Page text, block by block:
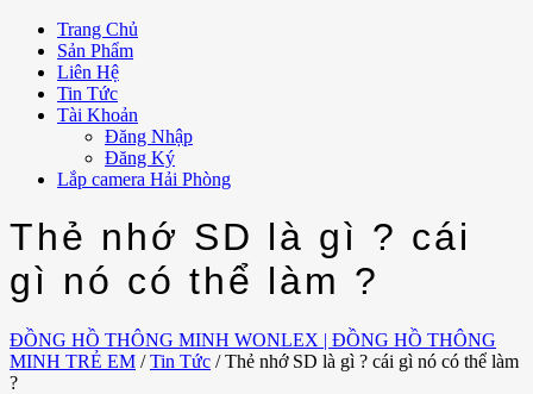
Trang Chủ
Sản Phẩm
Liên Hệ
Tin Tức
Tài Khoản
Đăng Nhập
Đăng Ký
Lắp camera Hải Phòng
Thẻ nhớ SD là gì ? cái
gì nó có thể làm ?
ĐỒNG HỒ THÔNG MINH WONLEX | ĐỒNG HỒ THÔNG
MINH TRẺ EM / Tin Tức / Thẻ nhớ SD là gì ? cái gì nó có thể làm
?